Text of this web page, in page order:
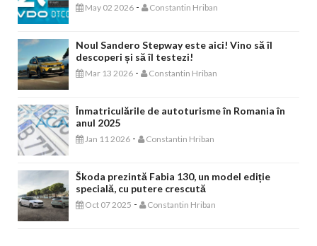
May 02 2026 - Constantin Hriban
Noul Sandero Stepway este aici! Vino să îl
descoperi și să îl testezi!
Mar 13 2026 - Constantin Hriban
Înmatriculările de autoturisme în Romania în
anul 2025
Jan 11 2026 - Constantin Hriban
Škoda prezintă Fabia 130, un model ediție
specială, cu putere crescută
Oct 07 2025 - Constantin Hriban